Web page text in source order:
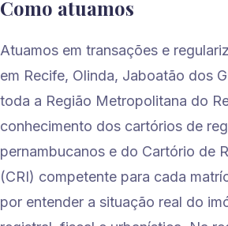
Como atuamos
Atuamos em transações e
em Recife, Olinda, Jaboatão dos
toda a Região Metropolitana do
conhecimento dos cartórios de
pernambucanos e do Cartório de
(CRI) competente para cada
por entender a situação real do